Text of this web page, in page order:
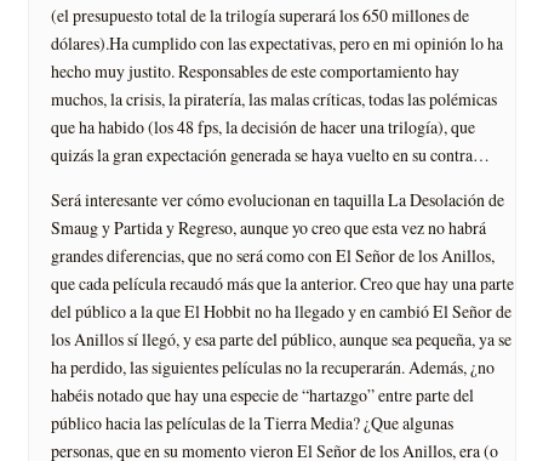
(el presupuesto total de la trilogía superará los 650 millones de
dólares).Ha cumplido con las expectativas, pero en mi opinión lo ha
hecho muy justito. Responsables de este comportamiento hay
muchos, la crisis, la piratería, las malas críticas, todas las polémicas
que ha habido (los 48 fps, la decisión de hacer una trilogía), que
quizás la gran expectación generada se haya vuelto en su contra…
Será interesante ver cómo evolucionan en taquilla La Desolación de
Smaug y Partida y Regreso, aunque yo creo que esta vez no habrá
grandes diferencias, que no será como con El Señor de los Anillos,
que cada película recaudó más que la anterior. Creo que hay una parte
del público a la que El Hobbit no ha llegado y en cambió El Señor de
los Anillos sí llegó, y esa parte del público, aunque sea pequeña, ya se
ha perdido, las siguientes películas no la recuperarán. Además, ¿no
habéis notado que hay una especie de “hartazgo” entre parte del
público hacia las películas de la Tierra Media? ¿Que algunas
personas, que en su momento vieron El Señor de los Anillos, era (o